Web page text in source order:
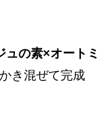
ュの素×オートミ
混ぜて完成